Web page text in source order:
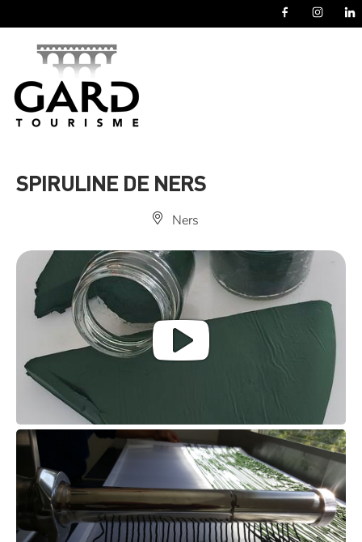
SPIRULINE DE NERS
Ners